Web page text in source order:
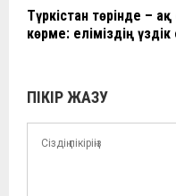
Түркістан төрінде –
көрме: еліміздің
ПІКІР ЖАЗУ